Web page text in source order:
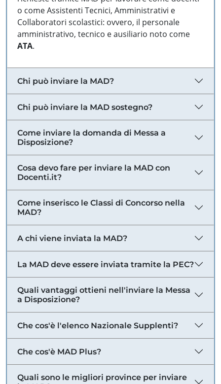
o come Assistenti Tecnici, Amministrativi e
Collaboratori scolastici: ovvero, il personale
amministrativo, tecnico e ausiliario noto come
ATA.
Chi può inviare la MAD?
Chi può inviare la MAD sostegno?
Come inviare la domanda di Messa a
Disposizione?
Cosa devo fare per inviare la MAD con
Docenti.it?
Come inserisco le Classi di Concorso nella
MAD?
A chi viene inviata la MAD?
La MAD deve essere inviata tramite la PEC?
Quali vantaggi ottieni nell'inviare la Messa
a Disposizione?
Che cos'è l'elenco Nazionale Supplenti?
Che cos'è MAD Plus?
Quali sono le migliori province per inviare